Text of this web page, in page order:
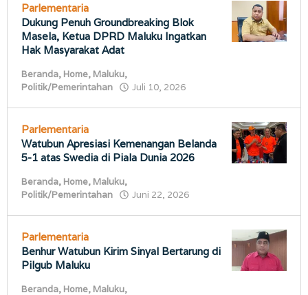
Parlementaria
Dukung Penuh Groundbreaking Blok
Masela, Ketua DPRD Maluku Ingatkan
Hak Masyarakat Adat
Beranda, Home, Maluku,
Politik/Pemerintahan
Juli 10, 2026
Parlementaria
Watubun Apresiasi Kemenangan Belanda
5-1 atas Swedia di Piala Dunia 2026
Beranda, Home, Maluku,
Politik/Pemerintahan
Juni 22, 2026
Parlementaria
Benhur Watubun Kirim Sinyal Bertarung di
Pilgub Maluku
Beranda, Home, Maluku,